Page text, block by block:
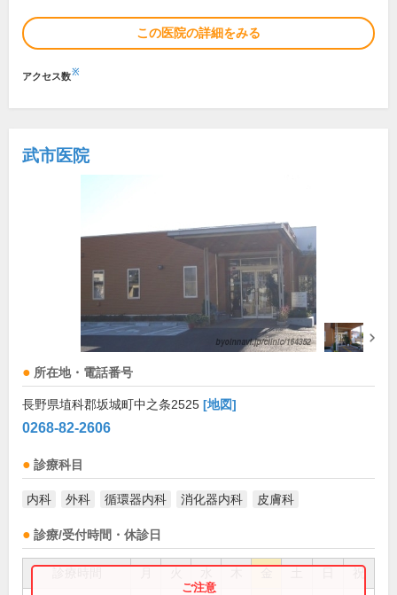
この医院の詳細をみる
アクセス数※
武市医院
所在地・電話番号
長野県埴科郡坂城町中之条2525 [地図]
0268-82-2606
診療科目
内科 外科 循環器内科 消化器内科 皮膚科
診療/受付時間・休診日
祝